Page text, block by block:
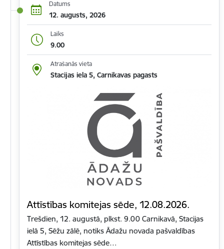
Datums
12. augusts, 2026
Laiks
9.00
Atrašanās vieta
Stacijas iela 5, Carnikavas pagasts
Attīstības komitejas sēde, 12.08.2026.
Trešdien, 12. augustā, plkst. 9.00 Carnikavā, Stacijas
ielā 5, Sēžu zālē, notiks Ādažu novada pašvaldības
Attīstības komitejas sēde…